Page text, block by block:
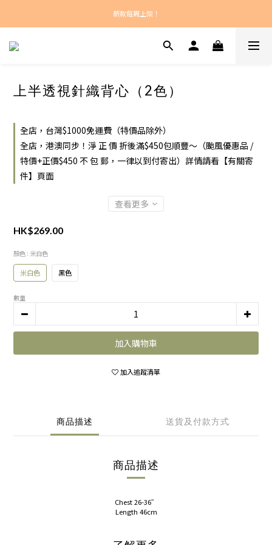
新款每周上架！
新款每周上架！
總計正價超過$450之訂單：港澳包郵！
上半透視針織背心（2色）
全店，台灣$1000免運費（特價品除外）
全店，港澳同步！淨 正 價 折後滿$450包順豐～（颱風優惠品 /
特價+正價$450 不 包 郵，一律以到付寄出）詳情請看【有關寄
件】頁面
查看更多
HK$269.00
顏色 : 米白色
米白色 黑色
數量
加入購物車
加入追蹤清單
商品描述 送貨及付款方式
商品描述
Chest 26-36”
Length 46cm